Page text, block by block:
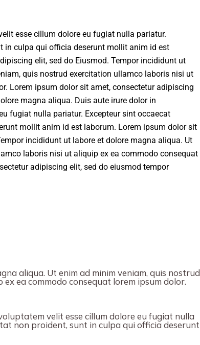
esse cillum dolore eu fugiat nulla pariatur.
in culpa qui officia deserunt mollit anim id est
elit, sed do Eiusmod. Tempor incididunt ut
quis nostrud exercitation ullamco laboris nisi ut
Lorem ipsum dolor sit amet, consectetur adipiscing
magna aliqua. Duis aute irure dolor in
fugiat nulla pariatur. Excepteur sint occaecat
mollit anim id est laborum. Lorem ipsum dolor sit
incididunt ut labore et dolore magna aliqua. Ut
laboris nisi ut aliquip ex ea commodo consequat
adipiscing elit, sed do eiusmod tempor
aliqua. Ut enim ad minim veniam, quis nostrud
ea commodo consequat lorem ipsum dolor.
velit esse cillum dolore eu fugiat nulla
non proident, sunt in culpa qui officia deserunt